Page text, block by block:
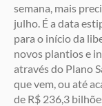
semana, mais
julho. É a data
para o início da
novos plantios e
através do Plano
que vem, ou até
de R$ 236,3